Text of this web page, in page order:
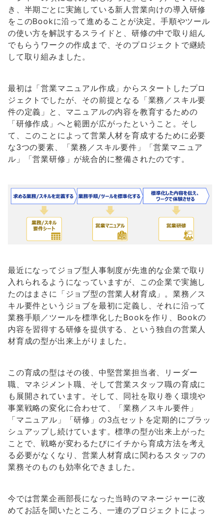
き、半期ごとに実施している新人営業向けの導入研修
をこのBookに沿って進めることが決定。手順やツール
の使い方を解説するスライドと、研修の中で取り組ん
でもらうワークの作成まで、そのプロジェクトで継続
して取り組みました。
最初は「営業マニュアル作成」からスタートしたプロ
ジェクトでしたが、その前提となる「業務／スキル要
件の定義」と、マニュアルの内容を教育するための
「研修作成」へと範囲が広がったということ。そし
て、このことによって営業人材を育成するために必要
な3つの要素、「業務／スキル要件」「営業マニュア
ル」「営業研修」が統合的に整備されたのです。
最近になってジョブ型人事制度が先進的な企業で取り
入れられるようになっていますが、この企業で実施し
たのはまさに「ジョブ型の営業人材育成」。業務／ス
キル要件というジョブを最初に定義し、それに沿って
業務手順／ツールを標準化したBookを作り、Bookの
内容を習得する研修を提供する、という独自の営業人
材育成の型が出来上がりました。
この育成の型はその後、中堅営業担当者、リーダー
職、マネジメント職、そして営業スタッフ職の育成に
も展開されています。そして、同社を取り巻く環境や
事業戦略の変化に合わせて、「業務／スキル要件」
「マニュアル」「研修」の3点セットを定期的にブラッ
シュアップし続けています。標準の型が出来上がった
ことで、戦略が変わるたびにイチから育成方法を考え
る必要がなくなり、営業人材育成に関わるスタッフの
業務そのものも効率化できました。
今では営業企画部長になった当時のマネージャーに改
めてお話を聞いたところ、一連のプロジェクトによっ